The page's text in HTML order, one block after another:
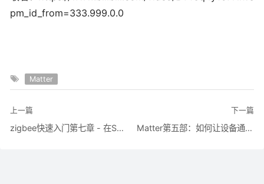
pm_id_from=333.999.0.0
Matter
上一篇
zigbee快速入门第七章 - 在Switch端使用非易失性存储器来存储自定义数据
下一篇
Matter第五部：如何让设备通过Matter认证